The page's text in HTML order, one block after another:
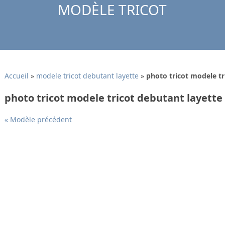
MODÈLE TRICOT
Accueil » modele tricot debutant layette» photo tricot modele
photo tricot modele tricot debutant layette
« Modèle précédent